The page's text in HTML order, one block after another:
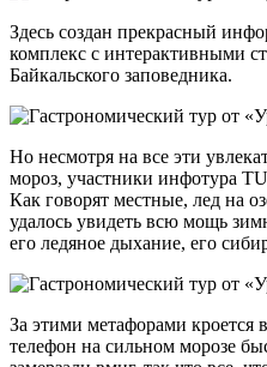
Здесь создан прекрасный
комплекс с интерактивными
Байкальского заповедника.
Но несмотря на все эти
мороз, участники инфотура
Как говорят местные, лед на
удалось увидеть всю мощь
его ледяное дыхание, его
За этими метафорами кроется
телефон на сильном морозе